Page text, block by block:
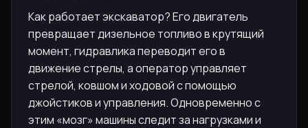
Как работает экскаватор? Его двигатель
превращает дизельное топливо в крутящий
момент, гидравлика переводит его в
движение стрелы, а оператор управляет
стрелой, ковшом и ходовой с помощью
джойстиков и управления. Одновременно с
этим «мозг» машины следит за нагрузками и